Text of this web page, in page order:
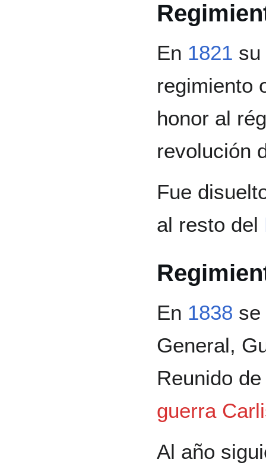
En 1821 su
regimiento
honor al
revolución
Fue
al resto del
En 1838
General,
Reunido
guerra
Al año